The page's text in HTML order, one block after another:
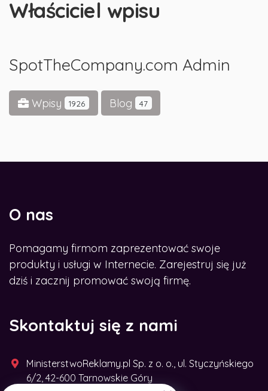
Właściciel wpisu
SpotTheCompany.com Admin
Wpisy 1926 Blog 47
O nas
Pomagamy firmom zaprezentować swoje
produkty i usługi w Internecie. Zarejestruj się już
dziś i zacznij promować swoją firmę.
Skontaktuj się z nami
MinisterstwoReklamy.pl Sp. z o. o., ul. Styczyńskiego
6/2, 42-600 Tarnowskie Góry